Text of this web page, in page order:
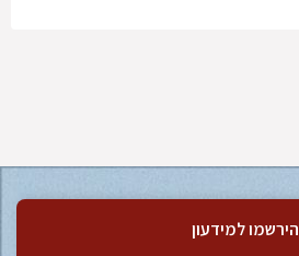
הירשמו למידעון